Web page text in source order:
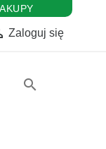
Zaloguj się
search